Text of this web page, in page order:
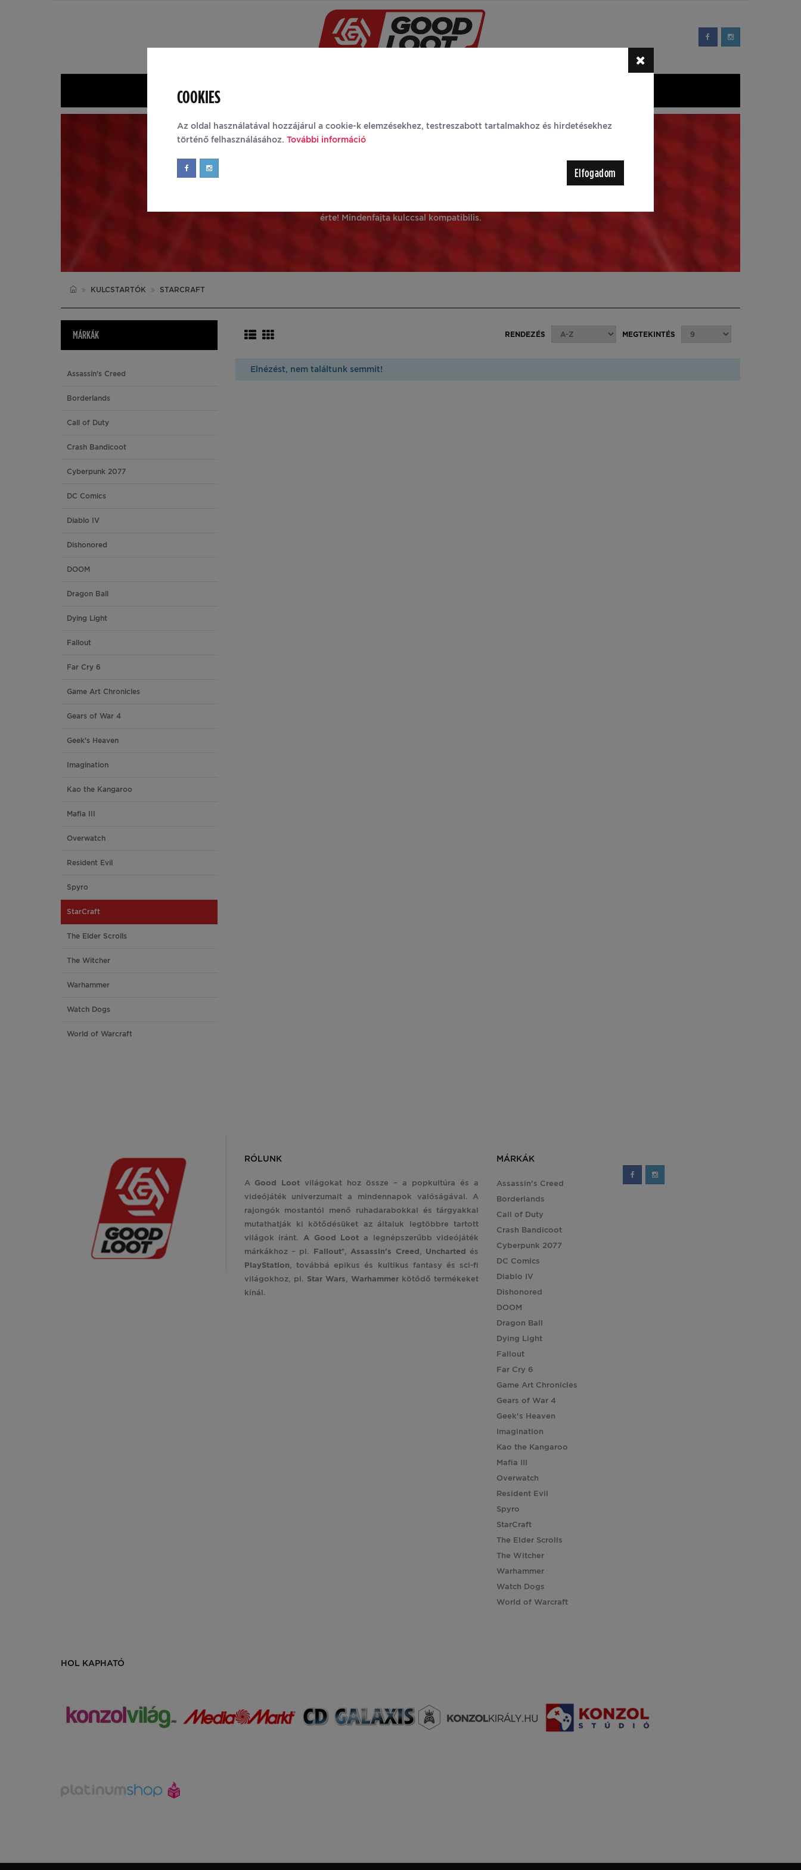
Nyitólap
érte! Mindenfajta kulccsal kompatibilis.
KULCSTARTÓK STARCRAFT
MÁRKÁK
Assassin's Creed
Borderlands
Call of Duty
Crash Bandicoot
Cyberpunk 2077
DC Comics
Diablo IV
Dishonored
DOOM
Dragon Ball
Dying Light
Fallout
Far Cry 6
Game Art Chronicles
Gears of War 4
Geek's Heaven
Imagination
Kao the Kangaroo
Mafia III
Overwatch
Resident Evil
Spyro
StarCraft
The Elder Scrolls
The Witcher
Warhammer
Watch Dogs
World of Warcraft
MEGTEKINTÉS
RENDEZÉS
Elnézést, nem találtunk semmit!
RÓLUNK
A Good Loot világokat hoz össze – a popkultúra és a
videójáték univerzumait a mindennapok valóságával. A
rajongók mostantól menő ruhadarabokkal és tárgyakkal
mutathatják ki kötődésüket az általuk legtöbbre tartott
világok iránt. A Good Loot a legnépszerűbb videójáték
márkákhoz – pl. Fallout®,Assassin's Creed, Uncharted és
PlayStation, továbbá epikus és kultikus fantasy és sci-fi
világokhoz, pl. Star Wars, Warhammer kötődő termékeket
kínál.
MÁRKÁK
Assassin's Creed
Borderlands
Call of Duty
Crash Bandicoot
Cyberpunk 2077
DC Comics
Diablo IV
Dishonored
DOOM
Dragon Ball
Dying Light
Fallout
Far Cry 6
Game Art Chronicles
Gears of War 4
Geek's Heaven
Imagination
Kao the Kangaroo
Mafia III
Overwatch
Resident Evil
Spyro
StarCraft
The Elder Scrolls
The Witcher
Warhammer
Watch Dogs
World of Warcraft
HOL KAPHATÓ
COOKIES
Az oldal használatával hozzájárul a cookie-k elemzésekhez, testreszabott tartalmakhoz és hirdetésekhez
történő felhasználásához. További információ
Elfogadom